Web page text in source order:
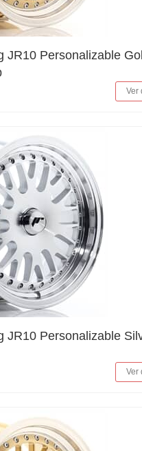
JR10 Personalizable
Ver
JR10 Personalizable
Ver